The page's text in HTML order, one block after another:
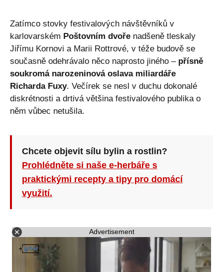
Zatímco stovky festivalových návštěvníků v
karlovarském Poštovním dvoře nadšeně tleskaly
Jiřímu Kornovi a Marii Rottrové, v téže budově se
současně odehrávalo něco naprosto jiného – přísně
soukromá narozeninová oslava miliardáře
Richarda Fuxy. Večírek se nesl v duchu dokonalé
diskrétnosti a drtivá většina festivalového publika o
něm vůbec netušila.
Chcete objevit sílu bylin a rostlin?
Prohlédněte si naše e-herbáře s
praktickými recepty a tipy pro domácí
využití.
Advertisement